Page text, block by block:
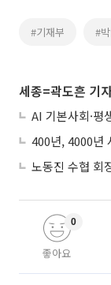
#기재부 #
세종=곽도흔 기
좋아요
0